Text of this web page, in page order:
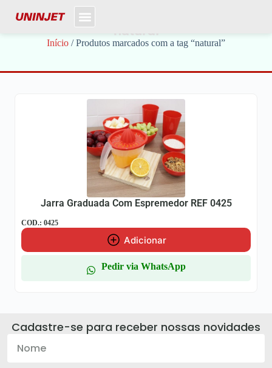
Início / Produtos marcados com a tag “natural”
Jarra Graduada Com Espremedor REF 0425
COD.: 0425
Adicionar
Pedir via WhatsApp
Cadastre-se para receber nossas novidades